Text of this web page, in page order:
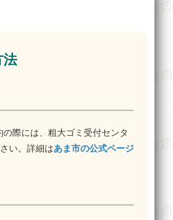
法
際には、粗大ゴミ受付センタ
い。詳細はあま市の公式ページ